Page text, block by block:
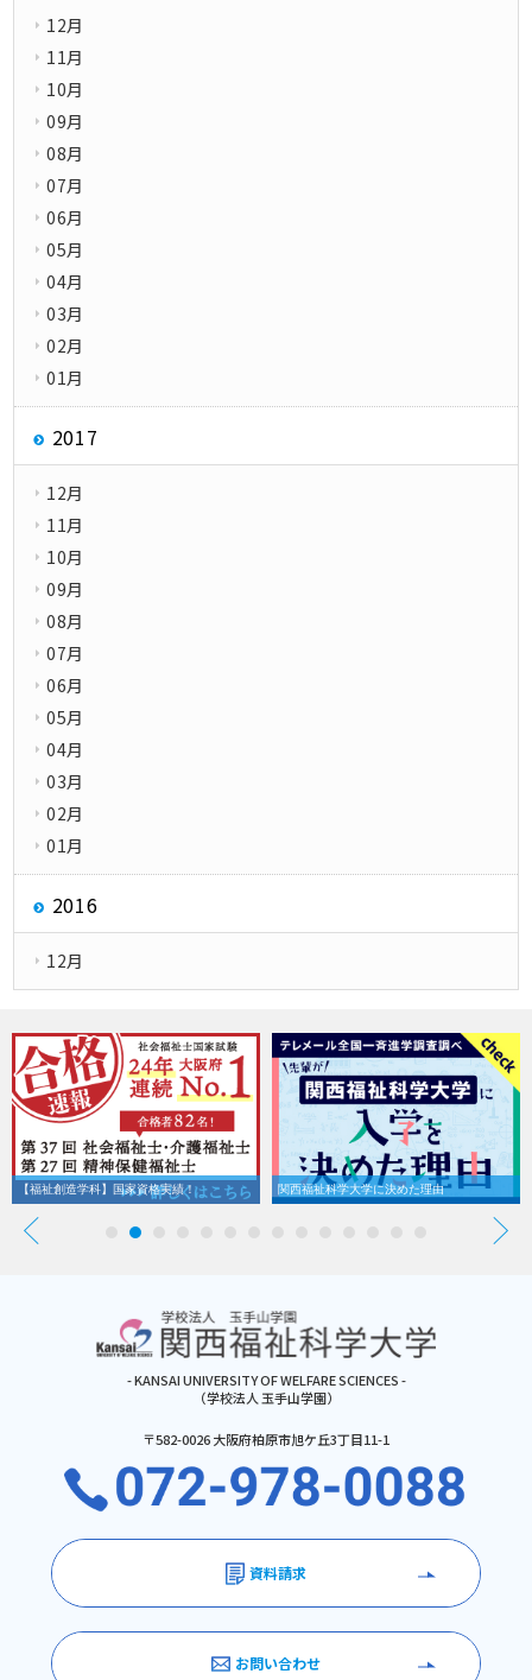
12月
11月
10月
09月
08月
07月
06月
05月
04月
03月
02月
01月
2017
12月
11月
10月
09月
08月
07月
06月
05月
04月
03月
02月
01月
2016
12月
【福祉創造学科】国家資格実績！ 関西福祉科学大学に決めた理由
- KANSAI UNIVERSITY OF WELFARE SCIENCES -
（学校法人 玉手山学園）
〒582-0026 大阪府柏原市旭ケ丘3丁目11-1
資料請求
お問い合わせ